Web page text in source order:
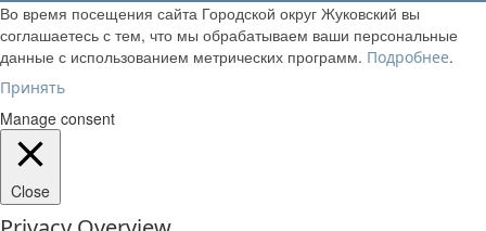
Во время посещения сайта Городской округ Жуковский вы
соглашаетесь с тем, что мы обрабатываем ваши персональные
данные с использованием метрических программ. Подробнее.
Принять
Manage consent
Close